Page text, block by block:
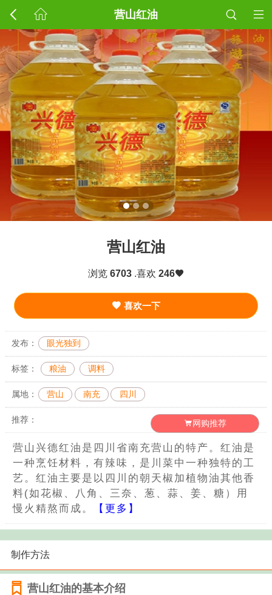
营山红油
营山红油
浏览 6703.喜欢 246
喜欢一下
发布： 眼光独到
标签： 粮油 调料
属地： 营山 南充 四川
推荐： 网购推荐
营山兴德红油是四川省南充营山的特产。红油是
一种烹饪材料，有辣味，是川菜中一种独特的工
艺。红油主要是以四川的朝天椒加植物油其他香
料(如花椒、八角、三奈、葱、蒜、姜、糖）用
慢火精熬而成。
【更多】
制作方法
营山红油的基本介绍